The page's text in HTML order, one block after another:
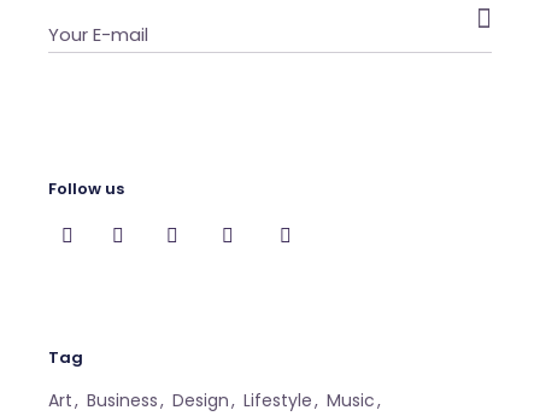

Follow us
Tag
Art Business Design Lifestyle
Music